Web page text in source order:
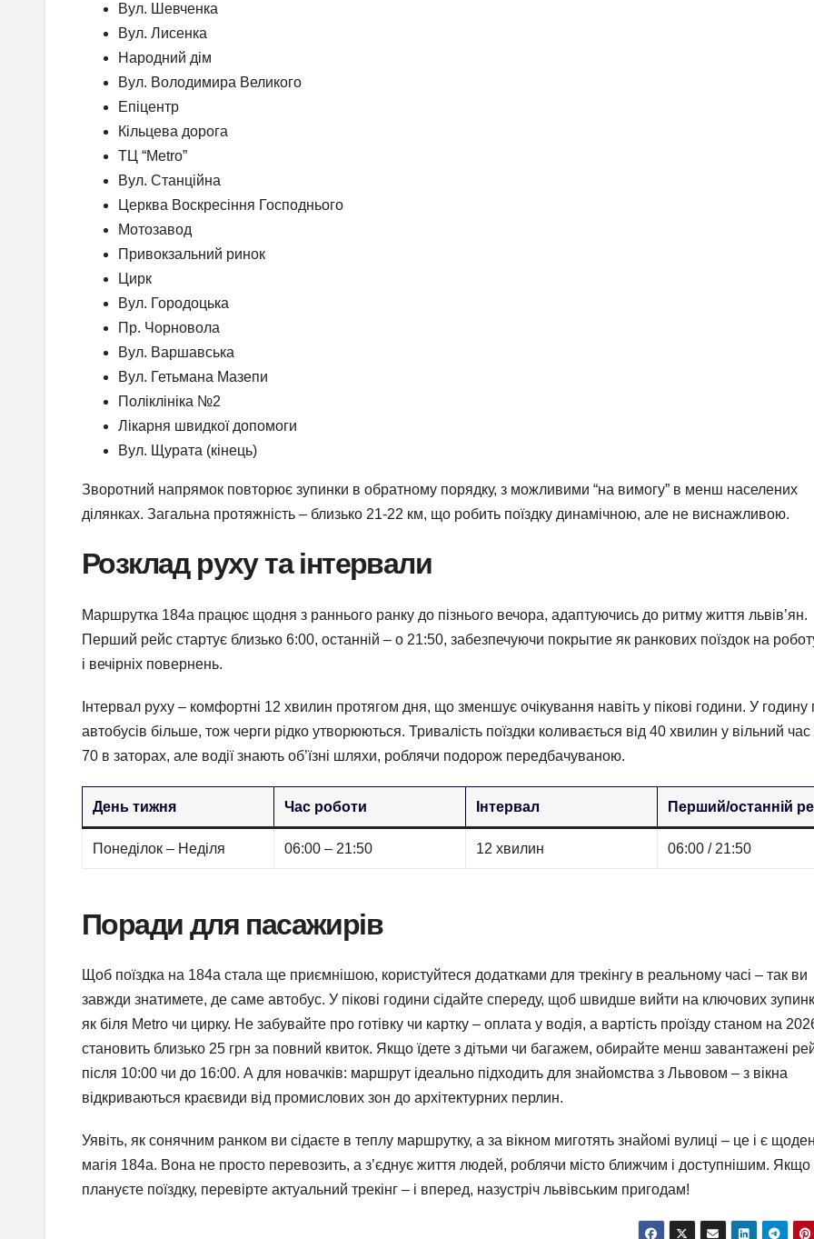
Вул. Шевченка
Вул. Лисенка
Народний дім
Вул. Володимира Великого
Епіцентр
Кільцева дорога
ТЦ “Metro”
Вул. Станційна
Церква Воскресіння Господнього
Мотозавод
Привокзальний ринок
Цирк
Вул. Городоцька
Пр. Чорновола
Вул. Варшавська
Вул. Гетьмана Мазепи
Поліклініка №2
Лікарня швидкої допомоги
Вул. Щурата (кінець)
Зворотний напрямок повторює зупинки в обратному порядку, з можливими “на вимогу” в менш населених
ділянках. Загальна протяжність – близько 21-22 км, що робить поїздку динамічною, але не виснажливою.
Розклад руху та інтервали
Маршрутка 184а працює щодня з раннього ранку до пізнього вечора, адаптуючись до ритму життя львів’ян.
Перший рейс стартує близько 6:00, останній – о 21:50, забезпечуючи покрытие як ранкових поїздок на
і вечірніх повернень.
Інтервал руху – комфортні 12 хвилин протягом дня, що зменшує очікування навіть у пікові години. У годину
автобусів більше, тож черги рідко утворюються. Тривалість поїздки коливається від 40 хвилин у вільний
70 в заторах, але водії знають об’їзні шляхи, роблячи подорож передбачуваною.
День тижня Час роботи Інтервал Перший/останній
Понеділок – Неділя 06:00 – 21:50 12 хвилин 06:00 / 21:50
Поради для пасажирів
Щоб поїздка на 184а стала ще приємнішою, користуйтеся додатками для трекінгу в реальному часі – так ви
завжди знатимете, де саме автобус. У пікові години сідайте спереду, щоб швидше вийти на ключових
як біля Metro чи цирку. Не забувайте про готівку чи картку – оплата у водія, а вартість проїзду станом на
становить близько 25 грн за повний квиток. Якщо їдете з дітьми чи багажем, обирайте менш завантажені
після 10:00 чи до 16:00. А для новачків: маршрут ідеально підходить для знайомства з Львовом – з вікна
відкриваються краєвиди від промислових зон до архітектурних перлин.
Уявіть, як сонячним ранком ви сідаєте в теплу маршрутку, а за вікном миготять знайомі вулиці – це і є
магія 184а. Вона не просто перевозить, а з’єднує життя людей, роблячи місто ближчим і доступнішим. Якщо
плануєте поїздку, перевірте актуальний трекінг – і вперед, назустріч львівським пригодам!